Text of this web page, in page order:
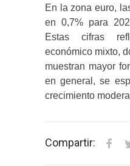
En la zona euro,
en 0,7% para
Estas cifras
económico mixto,
muestran mayor
en general, se
crecimiento
Compartir: